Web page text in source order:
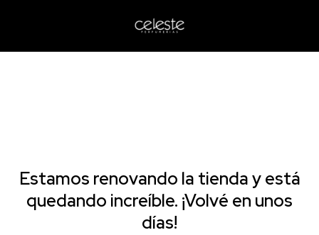
Estamos renovando la tienda y está
quedando increíble. ¡Volvé en unos
días!